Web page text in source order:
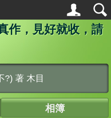
作，見好就收，請
?) 著 木目
相簿